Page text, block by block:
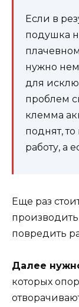
Если в
подушка
нужно
для
проблем
клемма
поднят,
работу, а
Еще раз
повредить
Далее
которых